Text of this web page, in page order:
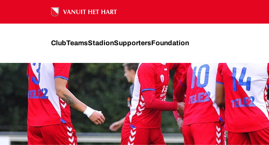
Ons nalatenschap
ClubTeamsStadionSupportersFoundation